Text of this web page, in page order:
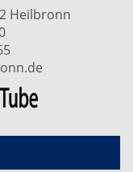
Heilbronn